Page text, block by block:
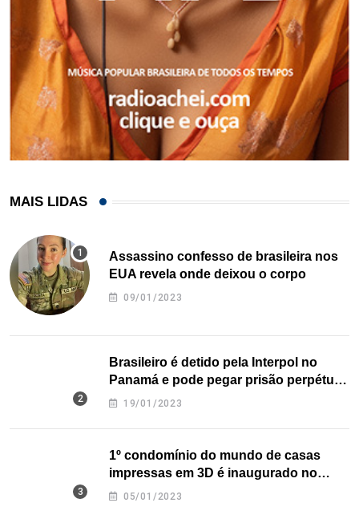
MAIS LIDAS
Assassino confesso de brasileira nos
EUA revela onde deixou o corpo
09/01/2023
Brasileiro é detido pela Interpol no
Panamá e pode pegar prisão perpétua
nos EUA
19/01/2023
1º condomínio do mundo de casas
impressas em 3D é inaugurado no
Texas
05/01/2023